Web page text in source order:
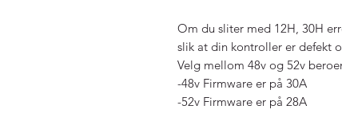
Om du sliter med 12H, 30H
slik at din kontroller er defekt
Velg mellom 48v og 52v
-48v Firmware er på 30A
-52v Firmware er på 28A